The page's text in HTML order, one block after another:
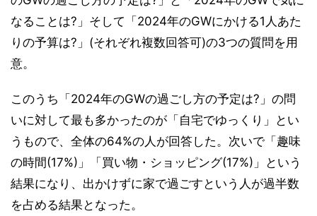
なることは?」そして「2024年のGWにかける1人あた
りの予算は?」(それぞれ複数回答可)の3つの質問を用
意。
このうち「2024年のGWの過ごし方の予定は?」の問
いに対して最も多かったのが「自宅でゆっくり」とい
うもので、全体の64%の人が回答した。次いで「趣味
の時間(17%)」「買い物・ショッピング(17%)」という
結果になり、出かけずに家で過ごすという人が過半数
を占める結果となった。